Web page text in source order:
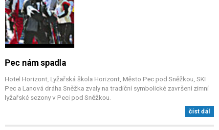
Pec nám spadla
Hotel Horizont, Lyžařská škola Horizont, Město Pec pod Sněžkou, SKI
Pec a Lanová dráha Sněžka zvaly na tradiční symbolické završení zimní
lyžařské sezony v Peci pod Sněžkou.
číst dál